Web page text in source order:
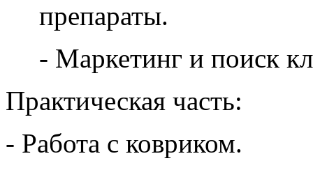
препараты.
- Маркетинг и поиск
Практическая часть:
- Работа с ковриком.